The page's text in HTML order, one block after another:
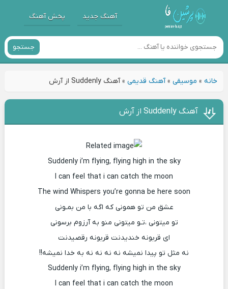
آهنگ جدید پخش آهنگ
جستجو
خانه» موسیقی»آهنگ قدیمی»آهنگ Suddenly از آرش
آهنگ Suddenly از آرش
Suddenly i’m flying, flying high in the sky
I can feel that i can catch the moon
The wind Whispers you’re gonna be here soon
عشق من تو همونی که اگه با من بمـونی
تو میتونی ،تـو میتونی منو به آرزوم برسونی
ای قربونه خندیدنت قربونه رقصیدنت
نه مثل تو پیدا نمیشه نه نه نه نه به خدا نمیشه!!
Suddenly i’m flying, flying high in the sky
I can feel that i can catch the moon